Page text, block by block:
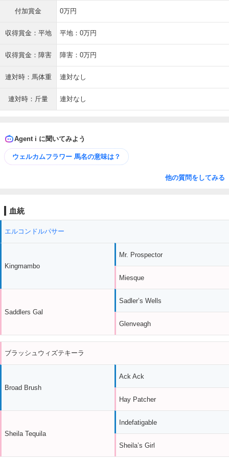
付加賞金 0万円
収得賞金：平地 平地：0万円
収得賞金：障害 障害：0万円
連対時：馬体重 連対なし
連対時：斤量 連対なし
Agent i に聞いてみよう
ウェルカムフラワー 馬名の意味は？
他の質問をしてみる
血統
エルコンドルパサー
Kingmambo
Saddlers Gal
Mr. Prospector
Miesque
Sadler’s Wells
Glenveagh
ブラッシュウィズテキーラ
Broad Brush
Sheila Tequila
Ack Ack
Hay Patcher
Indefatigable
Sheila’s Girl